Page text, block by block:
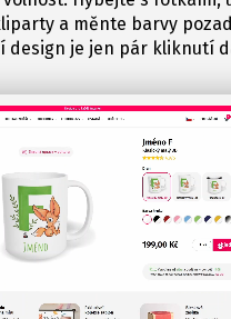
a měnte barvy
design je jen pár kliknutí